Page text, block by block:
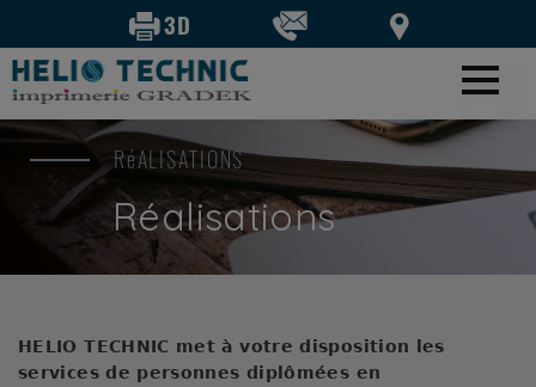
Présentation
Particulier
Petit format
Grand format
Aide à la création
Impression numérique
Support de communication
Réalisations
RéALISATIONS
HELIO TECHNIC met à votre disposition les
services de personnes diplômées en